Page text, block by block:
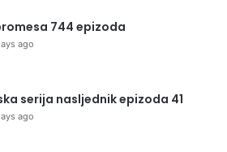
744 epizoda
ago
serija nasljednik epizoda 41
ago